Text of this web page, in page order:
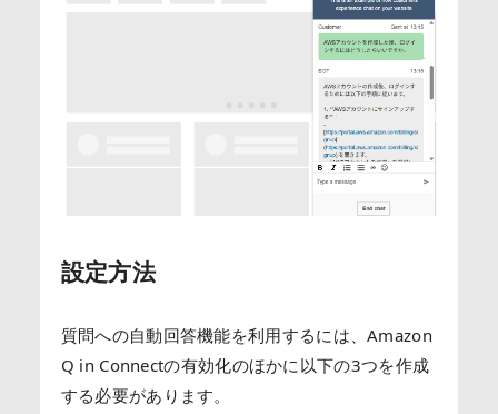
設定方法
質問への自動回答機能を利用するには、Amazon
Q in Connectの有効化のほかに以下の3つを作成
する必要があります。